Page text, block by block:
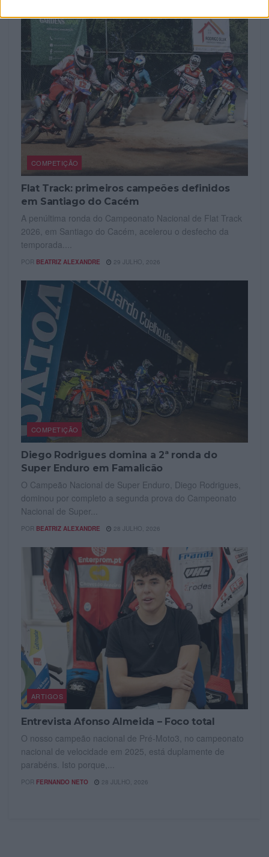
COMPETIÇÃO
Flat Track: primeiros campeões definidos
em Santiago do Cacém
A penúltima ronda do Campeonato Nacional de Flat Track
2026, em Santiago do Cacém, acelerou o desfecho da
temporada....
POR BEATRIZ ALEXANDRE 29 JULHO, 2026
COMPETIÇÃO
Diego Rodrigues domina a 2ª ronda do
Super Enduro em Famalicão
O Campeão Nacional de Super Enduro, Diego Rodrigues,
dominou por completo a segunda prova do Campeonato
Nacional de Super...
POR BEATRIZ ALEXANDRE 28 JULHO, 2026
ARTIGOS
Entrevista Afonso Almeida – Foco total
O nosso campeão nacional de Pré-Moto3, no campeonato
nacional de velocidade em 2025, está duplamente de
parabéns. Isto porque,...
POR FERNANDO NETO 28 JULHO, 2026